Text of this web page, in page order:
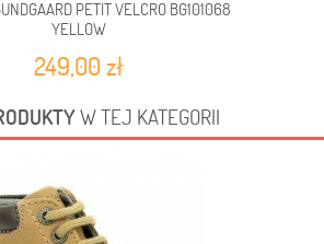
PETIT VELCRO BG101068
YELLOW
249,00 zł
W TEJ KATEGORII